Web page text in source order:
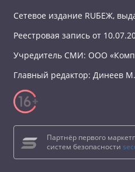
Сетевое издание RUБЕЖ,
Реестровая запись от
Учредитель СМИ: ООО
Главный редактор: Динеев
Партнёр первого
систем безопасности